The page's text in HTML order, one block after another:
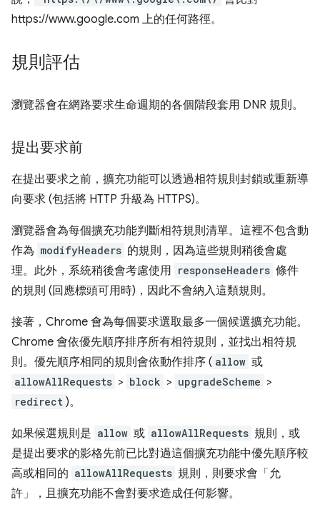
https://www.google.com 上的任何路徑。
規則評估
瀏覽器會在網路要求生命週期的各個階段套用 DNR 規則。
提出要求前
在提出要求之前，擴充功能可以透過相符規則封鎖或重新導
向要求 (包括將 HTTP 升級為 HTTPS)。
瀏覽器會為每個擴充功能判斷相符規則清單。這裡不包含動
作為 modifyHeaders 的規則，因為這些規則稍後會處
理。此外，系統稍後會考慮使用 responseHeaders 條件
的規則 (回應標頭可用時)，因此不會納入這類規則。
接著，Chrome 會為每個要求選取最多一個候選擴充功能。
Chrome 會依優先順序排序所有相符規則，並找出相符規
則。優先順序相同的規則會依動作排序 ( allow 或
allowAllRequests > block > upgradeScheme >
redirect )。
如果候選規則是 allow 或 allowAllRequests 規則，或
是提出要求的影格先前已比對過這個擴充功能中優先順序較
高或相同的 allowAllRequests 規則，則要求會「允
許」，且擴充功能不會對要求造成任何影響。